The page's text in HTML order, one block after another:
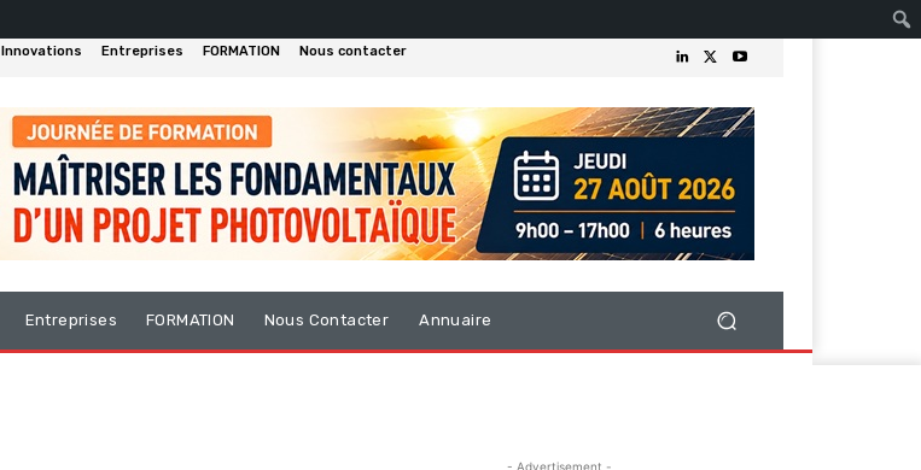
Innovations Entreprises FORMATION
Nous contacter
Entreprises FORMATION Nous Contacter Annuaire
- Advertisement -